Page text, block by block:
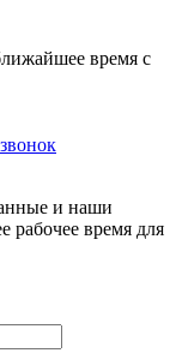
время с
и наши
рабочее время для